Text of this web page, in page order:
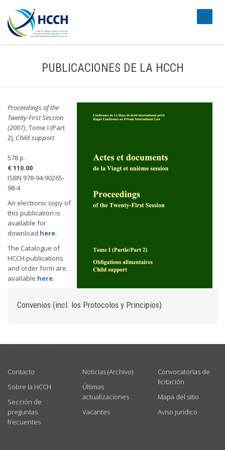
PUBLICACIONES DE LA HCCH
Proceedings of the
Twenty-First Session
(2007), Tome I (Part
2), Child support
578 p.
€ 110.00
ISBN 978-94-90265-
98-4
An electronic copy of
this publication is
available for
download here.
The Catalogue of
HCCH publications
and order form are
available here.
Convenios (incl. los Protocolos y Principios)
Contacto
Sobre la HCCH
Sección de
preguntas
frecuentes
Noticias (Archivo)
Últimas
actualizaciones
Vacantes
Convocatorias de
licitación
Mapa del sitio
Aviso jurídico